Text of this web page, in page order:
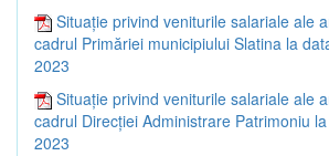
Situație privind veniturile salariale ale
cadrul Primăriei municipiului Slatina la
2023
Situație privind veniturile salariale ale
cadrul Direcției Administrare Patrimoniu
2023